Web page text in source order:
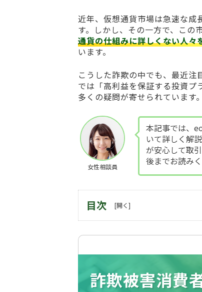
近年、仮想通貨市場は急速な成
す。しかし、その一方で、この
通貨の仕組みに詳しくない人々
います。
こうした詐欺の中でも、最近注
では「高利益を保証する投資プ
多くの疑問が寄せられています。
女性相談員
本記事では、
いて詳しく解
が安心して取
後までお読みく
目次
詐欺被害消費